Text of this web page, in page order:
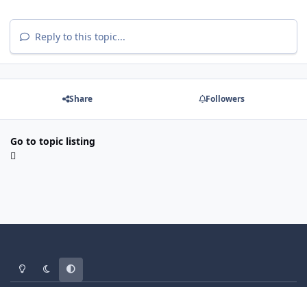
Reply to this topic...
Share Followers
Go to topic listing
Light ModeDark ModeSystem Preference